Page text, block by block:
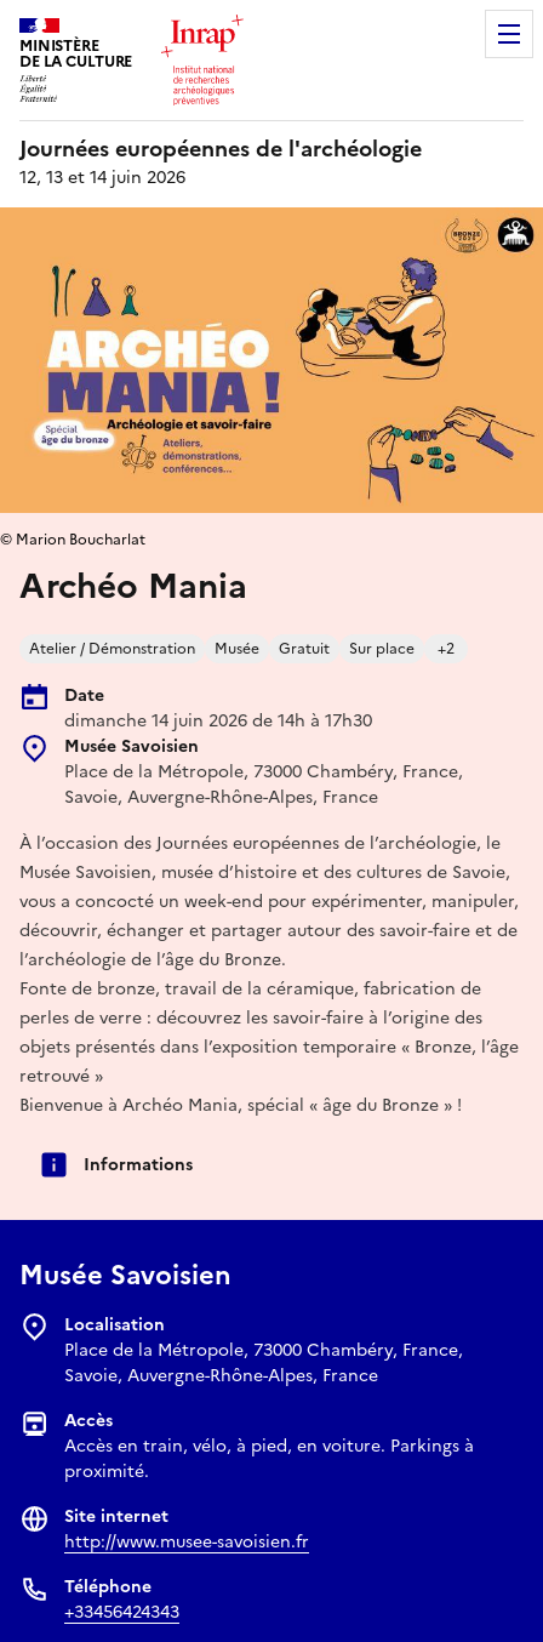
MINISTÈRE
DE LA CULTURE
Journées européennes de l'archéologie
12, 13 et 14 juin 2026
Archéo Mania
Atelier / Démonstration Musée Gratuit Sur place +2
Date
dimanche 14 juin 2026 de 14h à 17h30
Musée Savoisien
Place de la Métropole, 73000 Chambéry, France,
Savoie, Auvergne-Rhône-Alpes, France
© Marion Boucharlat
À l’occasion des Journées européennes de l’archéologie, le
Musée Savoisien, musée d’histoire et des cultures de Savoie,
vous a concocté un week-end pour expérimenter, manipuler,
découvrir, échanger et partager autour des savoir-faire et de
l’archéologie de l’âge du Bronze.
Fonte de bronze, travail de la céramique, fabrication de
perles de verre : découvrez les savoir-faire à l’origine des
objets présentés dans l’exposition temporaire « Bronze, l’âge
retrouvé »
Bienvenue à Archéo Mania, spécial « âge du Bronze » !
Informations
Musée Savoisien
Localisation
Place de la Métropole, 73000 Chambéry, France,
Savoie, Auvergne-Rhône-Alpes, France
Accès
Accès en train, vélo, à pied, en voiture. Parkings à
proximité.
Site internet
http://www.musee-savoisien.fr
Téléphone
+33456424343